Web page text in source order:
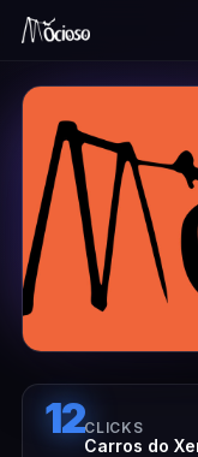
12CLICKS
Carros do